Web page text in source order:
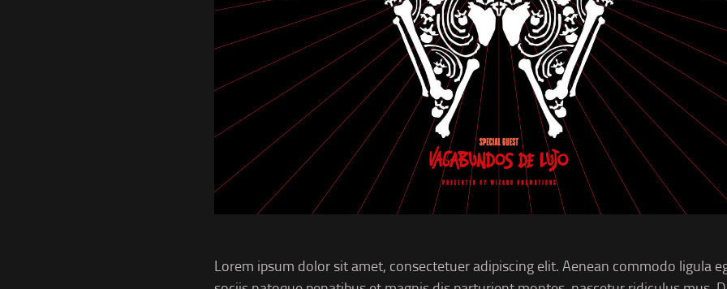
Lorem ipsum dolor sit amet, consectetuer adipiscing elit. Aenean commodo ligula